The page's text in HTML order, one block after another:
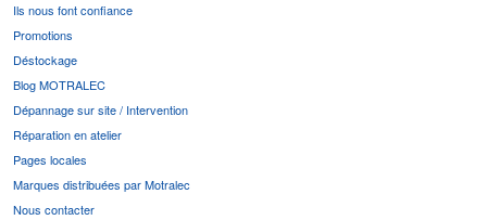
Ils nous font confiance
Promotions
Déstockage
Blog MOTRALEC
Dépannage sur site / Intervention
Réparation en atelier
Pages locales
Marques distribuées par Motralec
Nous contacter